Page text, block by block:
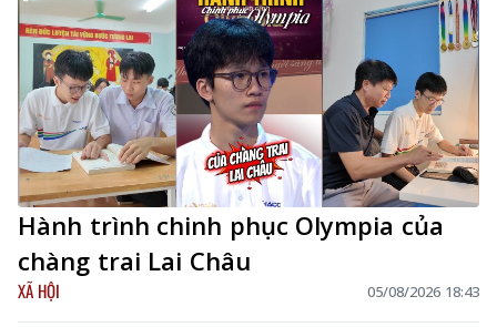
Hành trình chinh phục Olympia của
chàng trai Lai Châu
XÃ HỘI 05/08/2026 18:43